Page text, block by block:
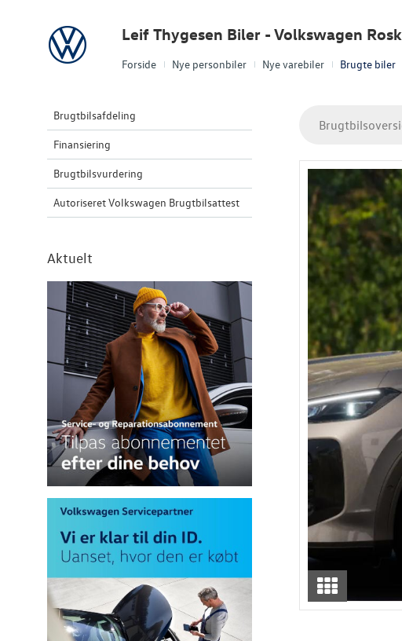
Forside Nye personbiler Nye varebiler Brugte biler
Volkswagen Leif Thygesen Biler - Volkswagen
Brugtbilsafdeling
Finansiering
Brugtbilsvurdering
Autoriseret Volkswagen Brugtbilsattest
Aktuelt